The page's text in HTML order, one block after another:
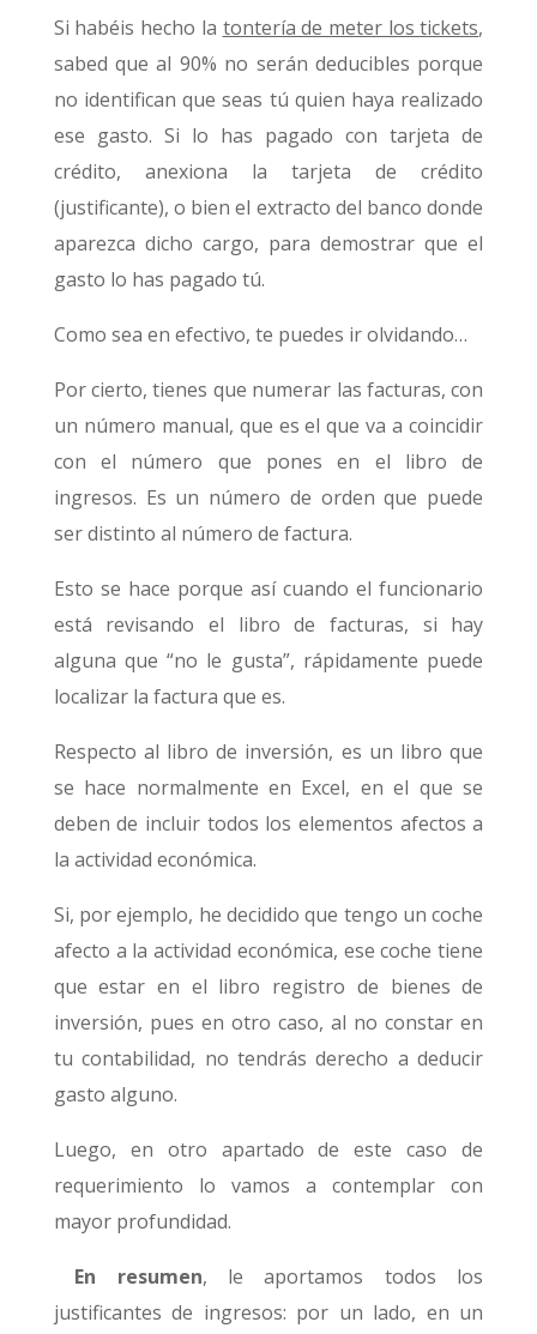
Si habéis hecho la tontería de meter los tickets,
sabed que al 90% no serán deducibles porque
no identifican que seas tú quien haya realizado
ese gasto. Si lo has pagado con tarjeta de
crédito, anexiona la tarjeta de crédito
(justificante), o bien el extracto del banco donde
aparezca dicho cargo, para demostrar que el
gasto lo has pagado tú.
Como sea en efectivo, te puedes ir olvidando…
Por cierto, tienes que numerar las facturas, con
un número manual, que es el que va a coincidir
con el número que pones en el libro de
ingresos. Es un número de orden que puede
ser distinto al número de factura.
Esto se hace porque así cuando el funcionario
está revisando el libro de facturas, si hay
alguna que “no le gusta”, rápidamente puede
localizar la factura que es.
Respecto al libro de inversión, es un libro que
se hace normalmente en Excel, en el que se
deben de incluir todos los elementos afectos a
la actividad económica.
Si, por ejemplo, he decidido que tengo un coche
afecto a la actividad económica, ese coche tiene
que estar en el libro registro de bienes de
inversión, pues en otro caso, al no constar en
tu contabilidad, no tendrás derecho a deducir
gasto alguno.
Luego, en otro apartado de este caso de
requerimiento lo vamos a contemplar con
mayor profundidad.
En resumen, le aportamos todos los
justificantes de ingresos: por un lado, en un